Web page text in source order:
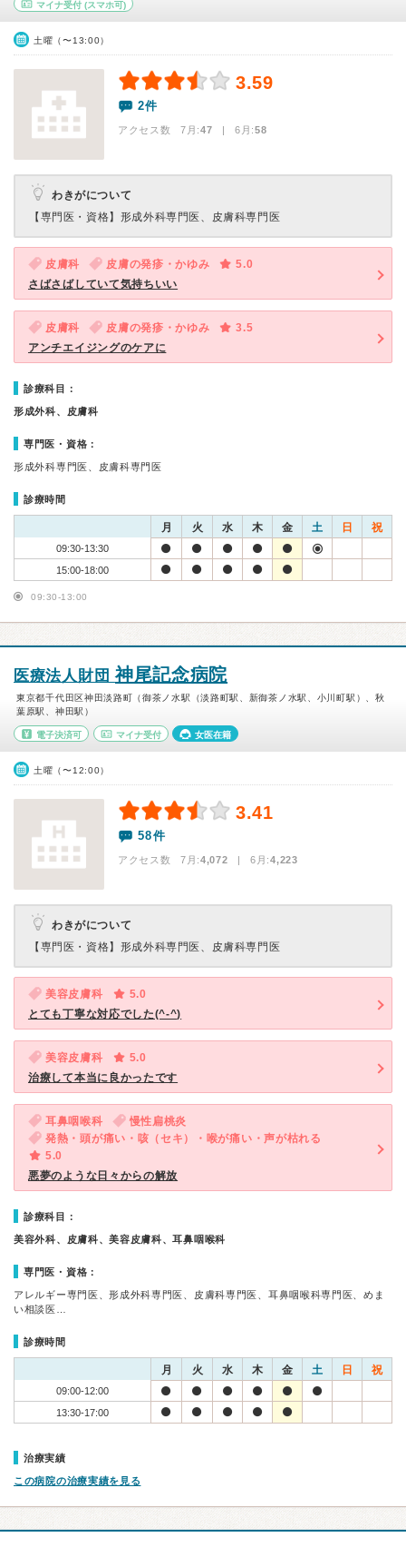
マイナ受付 (スマホ可)
土曜（〜13:00）
3.59
2件
アクセス数 7月:47 | 6月:58
わきがについて
【専門医・資格】 形成外科専門医、皮膚科専門医
皮膚科 皮膚の発疹・かゆみ
5.0
さばさばしていて気持ちいい
皮膚科 皮膚の発疹・かゆみ
3.5
アンチエイジングのケアに
診療科目：
形成外科、皮膚科
専門医・資格：
形成外科専門医、皮膚科専門医
診療時間
月 火 水 木 金 土 日 祝
09:30-13:30
15:00-18:00
09:30-13:00
医療法人財団神尾記念病院
東京都千代田区神田淡路町（御茶ノ水駅（淡路町駅、新御茶ノ水駅、小川町駅）、秋
葉原駅、神田駅）
電子決済可 マイナ受付 女医在籍
土曜（〜12:00）
3.41
58件
アクセス数 7月:4,072 | 6月:4,223
わきがについて
【専門医・資格】 形成外科専門医、皮膚科専門医
美容皮膚科
5.0
とても丁寧な対応でした(^-^)
美容皮膚科
5.0
治療して本当に良かったです
耳鼻咽喉科
慢性扁桃炎
発熱・頭が痛い・咳（セキ）・喉が痛い・声が枯れる
5.0
悪夢のような日々からの解放
診療科目：
美容外科、皮膚科、美容皮膚科、耳鼻咽喉科
専門医・資格：
アレルギー専門医、形成外科専門医、皮膚科専門医、耳鼻咽喉科専門医、めま
い相談医…
診療時間
月 火 水 木 金 土 日 祝
09:00-12:00
13:30-17:00
治療実績
この病院の治療実績を見る